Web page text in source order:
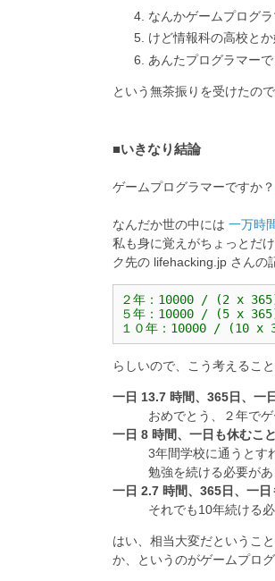
なんかゲームプログ
けど情報科の高校と
あんたプログラマー
という無茶振りを受けたの
■いきなり結論
ゲームプログラマーですか？
なんだか世の中には 一万時
私も身に覚えがちょっとだ
ク先の lifehacking.jp さんの
２年：10000 / (2 x
５年：10000 / (5 x
１０年：10000 / (10 x
らしいので、こう考えること
一日 13.7 時間、365日、一
おめでとう、２年で
一日 8 時間、一日も休むこ
3年間学校に通うとす
勉強を続ける必要があ
一日 2.7 時間、365日、一
それでも10年続ける
はい、相当大変だというこ
か、というのがゲームプロ